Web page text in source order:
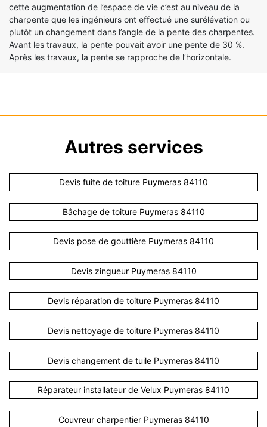
cette augmentation de l’espace de vie c’est au niveau de la
charpente que les ingénieurs ont effectué une surélévation ou
plutôt un changement dans l’angle de la pente des charpentes.
Avant les travaux, la pente pouvait avoir une pente de 30 %.
Après les travaux, la pente se rapproche de l’horizontale.
Autres services
Devis fuite de toiture Puymeras 84110
Bâchage de toiture Puymeras 84110
Devis pose de gouttière Puymeras 84110
Devis zingueur Puymeras 84110
Devis réparation de toiture Puymeras 84110
Devis nettoyage de toiture Puymeras 84110
Devis changement de tuile Puymeras 84110
Réparateur installateur de Velux Puymeras 84110
Couvreur charpentier Puymeras 84110